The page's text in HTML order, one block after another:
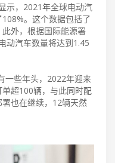
示，2021年全球电动汽
。这个数据包括了
外，根据国际能源署
动汽车数量将达到1.45
一些年头，2022年迎来
超100辆，与此同时配
也在继续，12辆天然